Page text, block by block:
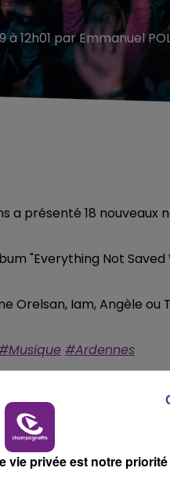
19h00 - 19h15
- CHAMPAGNE
à 12h01 par Emmanuel
a présenté 18 nouveaux
"Everything Not Saved
Orelsan, Iam, Angèle ou
#Ardennes
vie privée est notre priorité